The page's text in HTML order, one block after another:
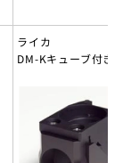
ライカ
DM-Kキューブ付き